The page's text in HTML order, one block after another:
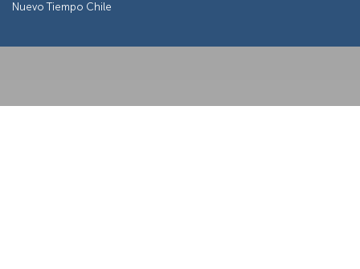
Nuevo Tiempo Chile